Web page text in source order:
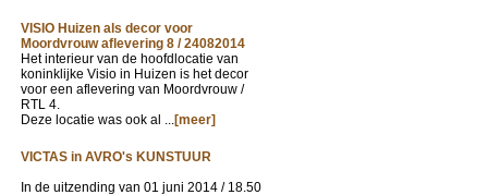
VISIO Huizen als decor voor
Moordvrouw aflevering 8 / 24082014
Het interieur van de hoofdlocatie van
koninklijke Visio in Huizen is het decor
voor een aflevering van Moordvrouw /
RTL 4.
Deze locatie was ook al ...[meer]
VICTAS in AVRO's KUNSTUUR
In de uitzending van 01 juni 2014 / 18.50